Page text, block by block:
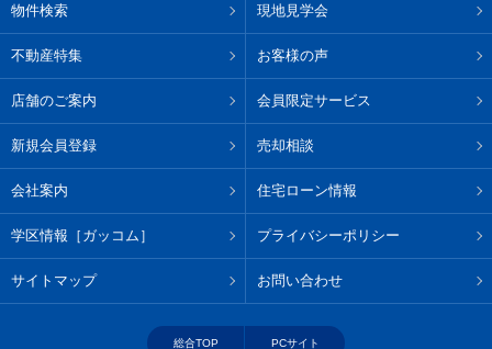
物件検索 現地見学会
不動産特集 お客様の声
店舗のご案内 会員限定サービス
新規会員登録 売却相談
会社案内 住宅ローン情報
学区情報［ガッコム］ プライバシーポリシー
サイトマップ お問い合わせ
総合TOP PCサイト